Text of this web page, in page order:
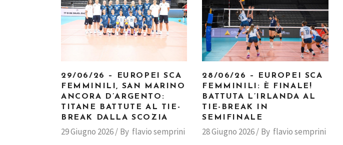
29/06/26 – EUROPEI SCA
FEMMINILI, SAN MARINO
ANCORA D’ARGENTO:
TITANE BATTUTE AL TIE-
BREAK DALLA SCOZIA
29 Giugno 2026 By flavio semprini
28/06/26 – EUROPEI SCA
FEMMINILI: È FINALE!
BATTUTA L’IRLANDA AL
TIE-BREAK IN
SEMIFINALE
28 Giugno 2026 By flavio semprini